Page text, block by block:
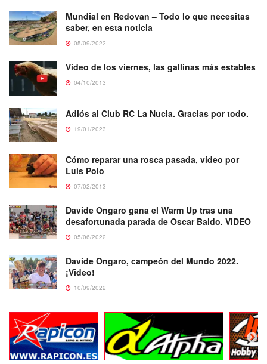
Mundial en Redovan – Todo lo que necesitas
saber, en esta noticia
05/09/2022
Video de los viernes, las gallinas más estables
04/10/2013
Adiós al Club RC La Nucia. Gracias por todo.
19/01/2023
Cómo reparar una rosca pasada, vídeo por
Luis Polo
07/02/2013
Davide Ongaro gana el Warm Up tras una
desafortunada parada de Oscar Baldo. VIDEO
05/06/2022
Davide Ongaro, campeón del Mundo 2022.
¡Video!
10/09/2022